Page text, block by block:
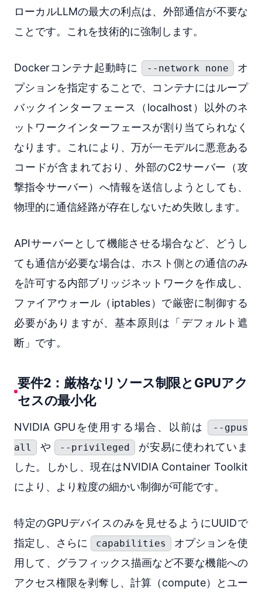
ローカルLLMの最大の利点は、外部通信が不要な
ことです。これを技術的に強制します。
Dockerコンテナ起動時に --network none
オ
プションを指定することで、コンテナにはループ
バックインターフェース（localhost）以外のネ
ットワークインターフェースが割り当てられなく
なります。これにより、万が一モデルに悪意ある
コードが含まれており、外部のC2サーバー（攻
撃指令サーバー）へ情報を送信しようとしても、
物理的に通信経路が存在しないため失敗します。
APIサーバーとして機能させる場合など、どうし
ても通信が必要な場合は、ホスト側との通信のみ
を許可する内部ブリッジネットワークを作成し、
ファイアウォール（iptables）で厳密に制御する
必要がありますが、基本原則は「デフォルト遮
断」です。
要件2：厳格なリソース制限とGPUアク
セスの最小化
NVIDIA GPUを使用する場合、以前は
--gpus
all
や --privileged
が安易に使われていま
した。しかし、現在はNVIDIA Container Toolkit
により、より粒度の細かい制御が可能です。
特定のGPUデバイスのみを見せるようにUUIDで
指定し、さらに
capabilities
オプションを使
用して、グラフィックス描画など不要な機能への
アクセス権限を剥奪し、計算（compute）とユー